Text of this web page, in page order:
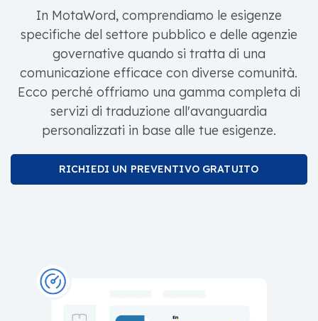
In MotaWord, comprendiamo le esigenze
specifiche del settore pubblico e delle agenzie
governative quando si tratta di una
comunicazione efficace con diverse comunità.
Ecco perché offriamo una gamma completa di
servizi di traduzione all'avanguardia
personalizzati in base alle tue esigenze.
RICHIEDI UN PREVENTIVO GRATUITO